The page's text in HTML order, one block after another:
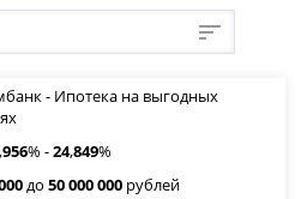
- Ипотека на выгодных
,956% -24,849%
до50 000 000 рублей